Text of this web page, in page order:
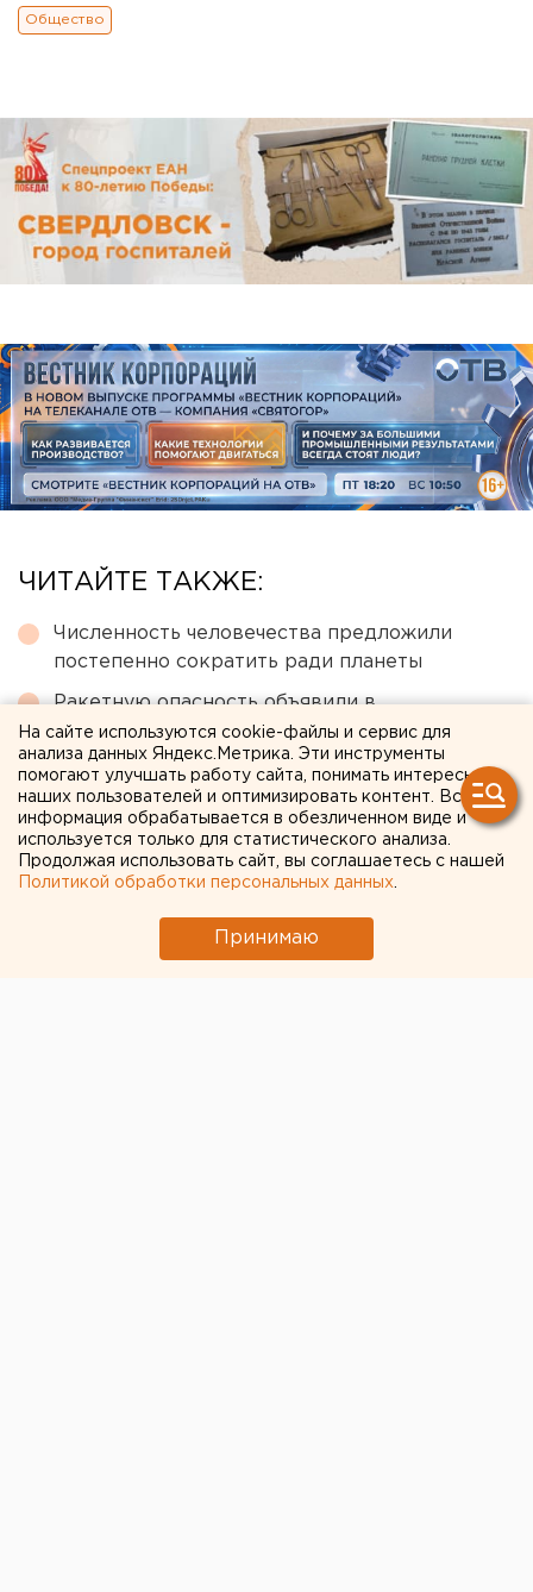
Общество
ЧИТАЙТЕ ТАКЖЕ:
Численность человечества предложили
постепенно сократить ради планеты
Ракетную опасность объявили в
Свердловской области
Город в Свердловской области подтопило
несуществующее озеро
Чем опасны ракеты «Фламинго», которыми
Украина атаковала тыловые регионы РФ
выходе из берегов реки Миасс
На сайте используются cookie-файлы и сервис для
анализа данных Яндекс.Метрика. Эти инструменты
помогают улучшать работу сайта, понимать интересы
наших пользователей и оптимизировать контент. Вся
информация обрабатывается в обезличенном виде и
используется только для статистического анализа.
Продолжая использовать сайт, вы соглашаетесь с нашей
Политикой обработки персональных данных
Принимаю